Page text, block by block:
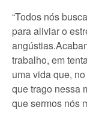
“Todos nós
para aliviar o
trabalho, em
uma vida que,
que trago nessa
que sermos nós